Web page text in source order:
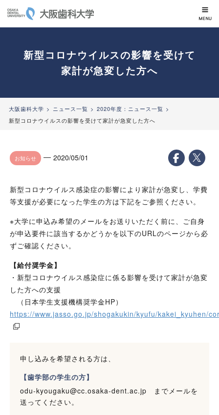
新型コロナウイルスの影響を受けて
家計が急変した方へ
大阪歯科大学 ニュース一覧
2020年度：ニュース一覧
新型コロナウイルスの影響を受けて家計が急変した方へ
お知らせ 2020/05/01
新型コロナウイルス感染症の影響により家計が急変し、学費
等支援が必要になった学生の方は下記をご参照ください。
※大学に申込み希望のメールをお送りいただく前に、ご自身
が申込要件に該当するかどうかを以下のURLのページから必
ずご確認ください。
【給付奨学金】
・新型コロナウイルス感染症に係る影響を受けて家計が急変
した方への支援
（日本学生支援機構奨学金HP）
https://www.jasso.go.jp/shogakukin/kyufu/kakei_kyuhen/
申し込みを希望される方は、
【歯学部の学生の方】
odu-kyougaku@cc.osaka-dent.ac.jp までメールを
送ってください。